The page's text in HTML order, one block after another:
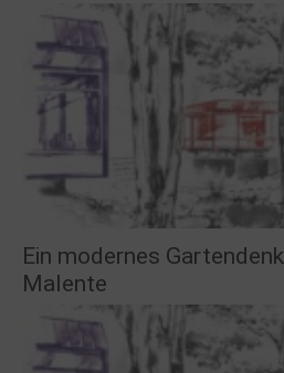
Ein modernes
Malente